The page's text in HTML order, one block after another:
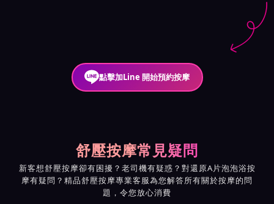
點擊加Line 開始預約按摩
舒壓按摩常見疑問
新客想舒壓按摩卻有困擾？老司機有疑惑？對還原A片泡泡浴按
摩有疑問？精品舒壓按摩專業客服為您解答所有關於按摩的問
題，令您放心消費